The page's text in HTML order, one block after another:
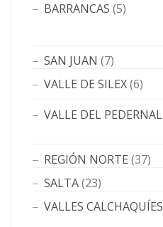
BARRANCAS (5)
SAN JUAN (7)
VALLE DE SILEX(6)
VALLE DEL PEDERNAL
REGIÓN NORTE (37)
SALTA(23)
VALLES CALCHAQUÍES